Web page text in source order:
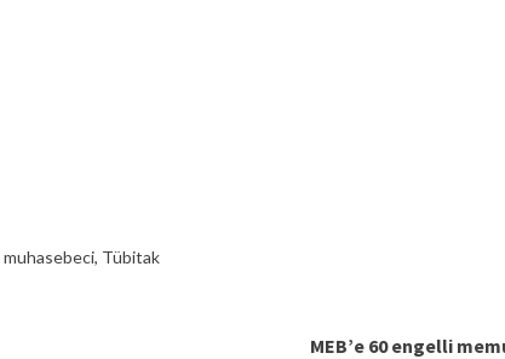
muhasebeci, Tübitak
MEB’e 60 engelli